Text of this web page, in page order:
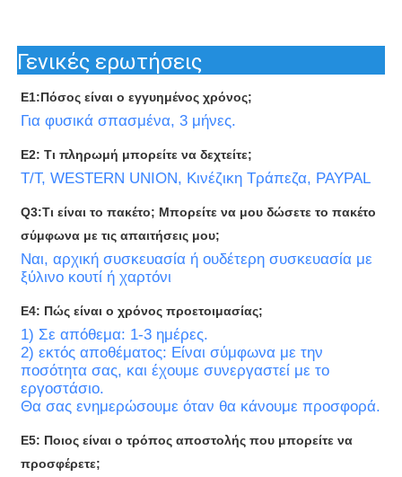
Γενικές ερωτήσεις
Ε1:Πόσος είναι ο εγγυημένος χρόνος;
Για φυσικά σπασμένα, 3 μήνες.
Ε2: Τι πληρωμή μπορείτε να δεχτείτε;
T/T, WESTERN UNION, Κινέζικη Τράπεζα, PAYPAL
Q3:Τι είναι το πακέτο; Μπορείτε να μου δώσετε το πακέτο
σύμφωνα με τις απαιτήσεις μου;
Ναι, αρχική συσκευασία ή ουδέτερη συσκευασία με
ξύλινο κουτί ή χαρτόνι
Ε4: Πώς είναι ο χρόνος προετοιμασίας;
1) Σε απόθεμα: 1-3 ημέρες.
2) εκτός αποθέματος: Είναι σύμφωνα με την
ποσότητα σας, και έχουμε συνεργαστεί με το
εργοστάσιο.
Θα σας ενημερώσουμε όταν θα κάνουμε προσφορά.
Ε5: Ποιος είναι ο τρόπος αποστολής που μπορείτε να
προσφέρετε;